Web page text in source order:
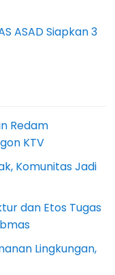
ASAD Siapkan 3
Redam
KTV
Komunitas Jadi
dan Etos Tugas
Lingkungan,